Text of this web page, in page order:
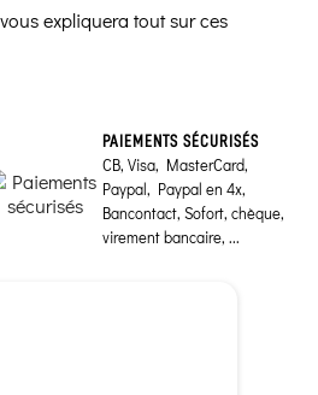
expliquera tout sur ces
PAIEMENTS SÉCURISÉS
CB, Visa, MasterCard,
Paypal, Paypal en 4x,
Bancontact, Sofort, chèque,
virement bancaire, ...